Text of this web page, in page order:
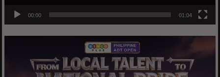
00:00 01:04